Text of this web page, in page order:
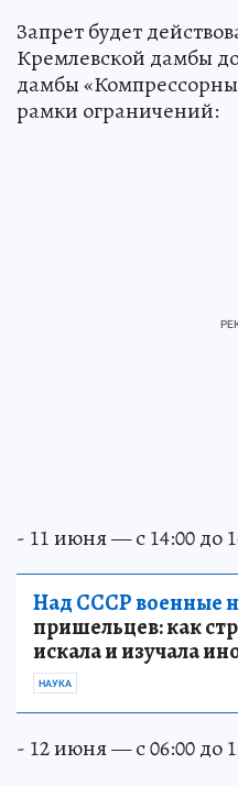
Запрет будет
Кремлевской дамбы
дамбы
рамки ограничений:
- 11 июня — с 14:00 до
Над СССР военные
пришельцев: как
искала и изучала
НАУКА
- 12 июня — с 06:00 до